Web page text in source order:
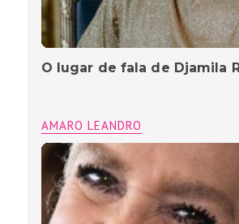
O lugar de fala de Djamila
AMARO LEANDRO